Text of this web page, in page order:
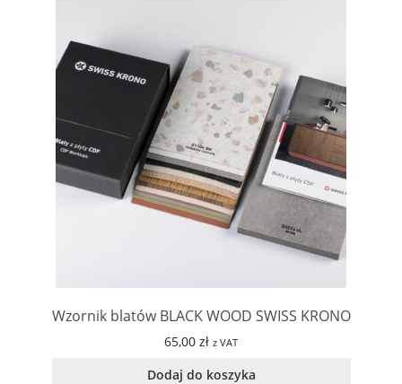
Wzornik blatów BLACK WOOD SWISS KRONO
65,00 zł z VAT
Dodaj do koszyka